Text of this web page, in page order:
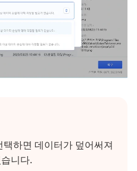
하면 데이터가 덮어써져
니다.